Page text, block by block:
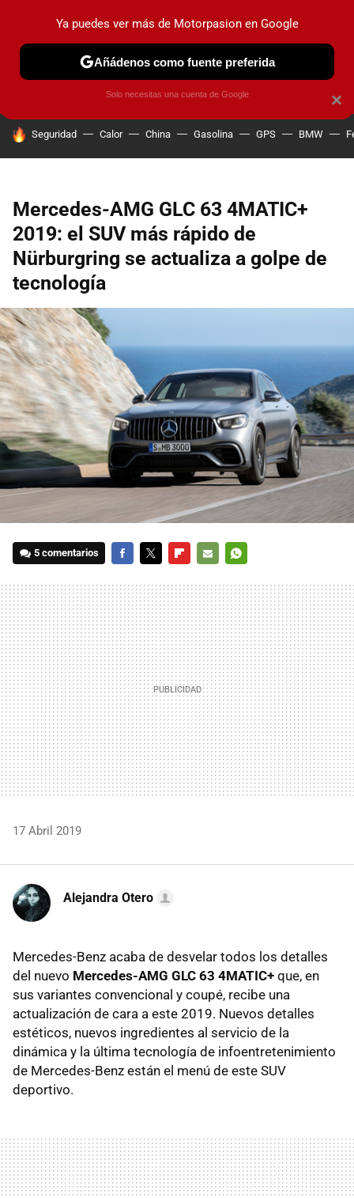
PRUEBAS COCHES ELÉCTRICOS OBSERVATORIO
HOY SE HABLA DE
Seguridad Calor China Gasolina GPS BMW
Mercedes-AMG GLC 63 4MATIC+
2019: el SUV más rápido de
Nürburgring se actualiza a golpe de
tecnología
5 comentarios
MAIL
17 Abril 2019
Alejandra Otero
Mercedes-Benz acaba de desvelar todos los detalles
del nuevo Mercedes-AMG GLC 63 4MATIC+ que, en
sus variantes convencional y coupé, recibe una
actualización de cara a este 2019. Nuevos detalles
estéticos, nuevos ingredientes al servicio de la
dinámica y la última tecnología de infoentretenimiento
de Mercedes-Benz están el menú de este SUV
deportivo.
×
Ya puedes ver más de Motorpasion en Google
Añádenos como fuente preferida
Solo necesitas una cuenta de Google